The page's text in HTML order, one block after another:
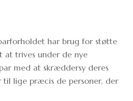
har brug for støtte
trives under de nye
med at skræddersy deres
til lige præcis de personer, der